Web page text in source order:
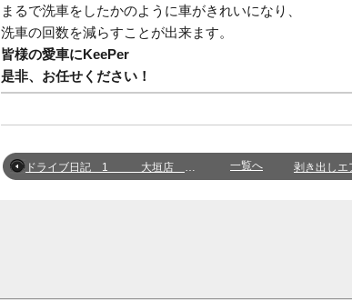
まるで洗車をしたかのように車がきれいになり、
洗車の回数を減らすことが出来ます。
皆様の愛車にKeePer
是非、お任せください！
ドライブ日記 1 大垣店 袴田 一覧へ